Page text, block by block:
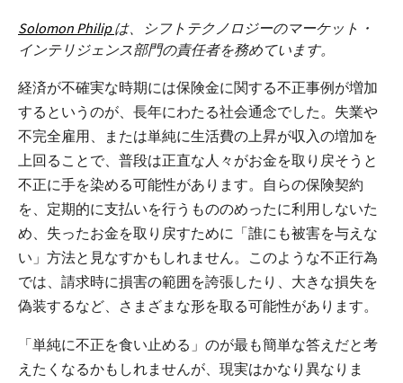
Solomon Philipは、シフトテクノロジーのマーケット・
インテリジェンス部門の責任者を務めています。
経済が不確実な時期には保険金に関する不正事例が増加
するというのが、長年にわたる社会通念でした。失業や
不完全雇用、または単純に生活費の上昇が収入の増加を
上回ることで、普段は正直な人々がお金を取り戻そうと
不正に手を染める可能性があります。自らの保険契約
を、定期的に支払いを行うもののめったに利用しないた
め、失ったお金を取り戻すために「誰にも被害を与えな
い」方法と見なすかもしれません。このような不正行為
では、請求時に損害の範囲を誇張したり、大きな損失を
偽装するなど、さまざまな形を取る可能性があります。
「単純に不正を食い止める」のが最も簡単な答えだと考
えたくなるかもしれませんが、現実はかなり異なりま